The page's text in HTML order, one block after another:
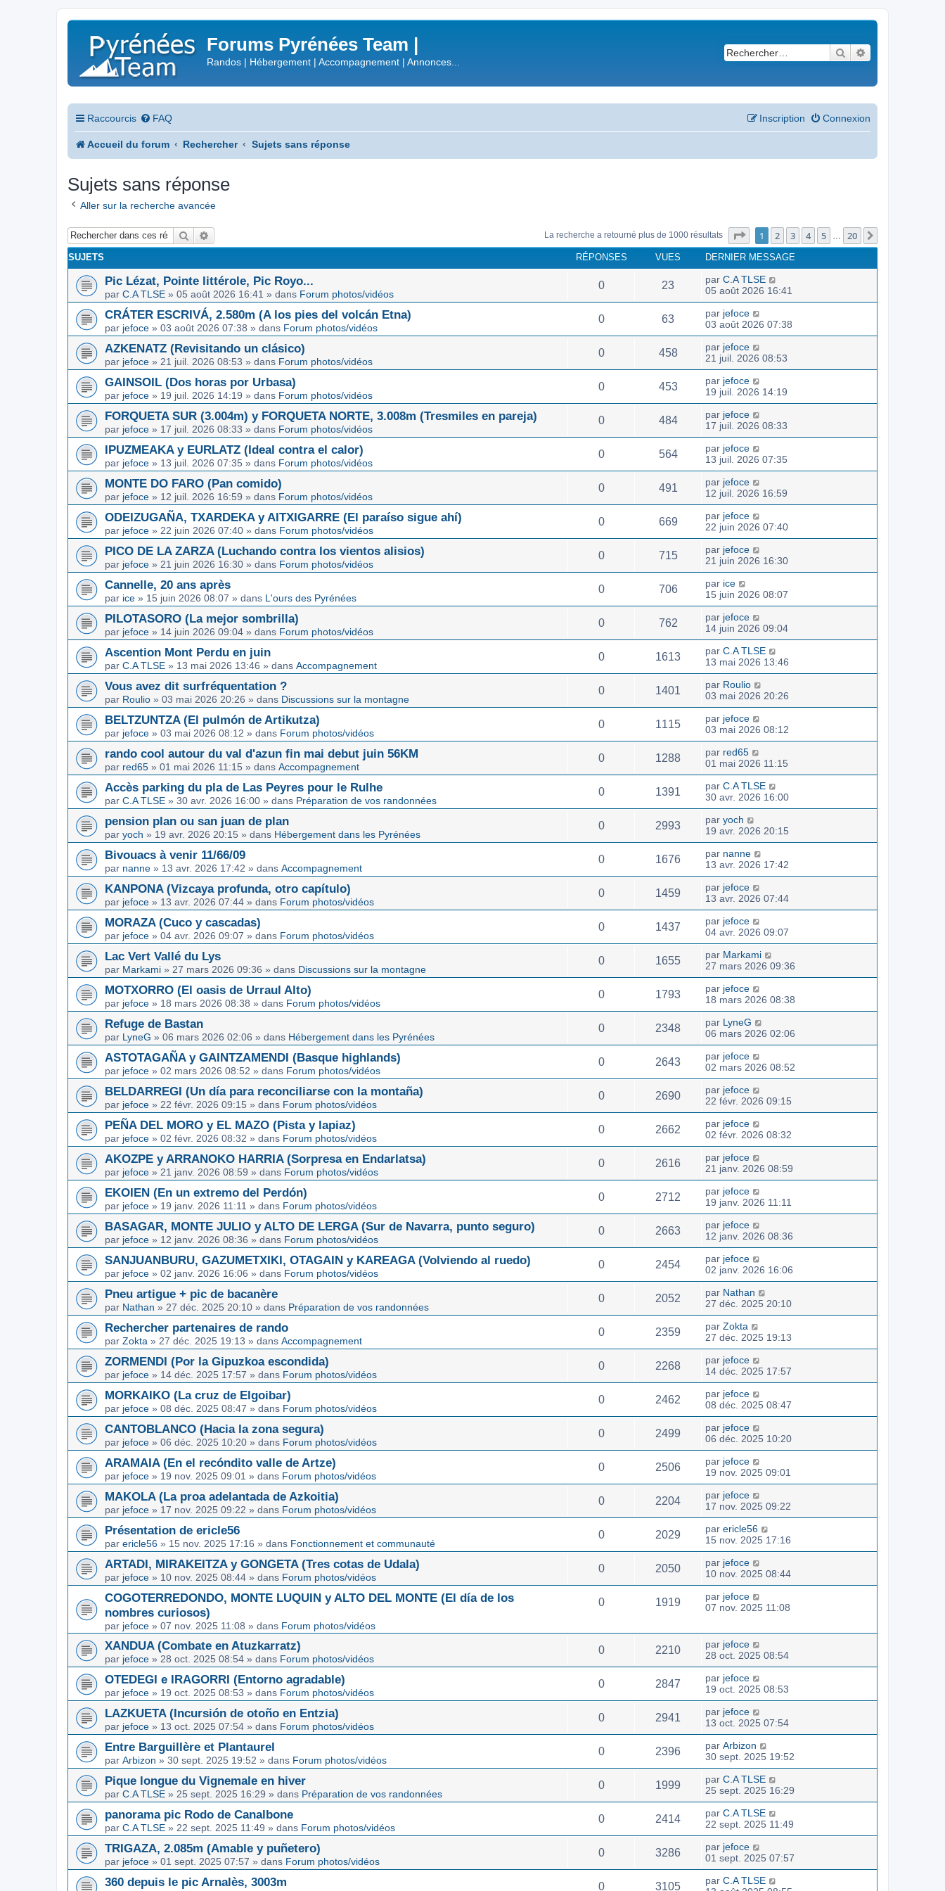
Forums Pyrénées Team |
Randos | Hébergement | Accompagnement | Annonces...
Rechercher
Raccourcis FAQ Connexion
Inscription
Accueil du forum Rechercher Sujets sans réponse
Sujets sans réponse
Aller sur la recherche avancée
Rechercher La recherche a retourné plus de 1000 résultats Page sur20
1 2 3 4 5 … 20
SUJETS RÉPONSES VUES DERNIER MESSAGE
Pic Lézat, Pointe littérole, Pic Royo...
par C.A TLSE » 05 août 2026 16:41 » dans Forum photos/vidéos
0 23 par C.A TLSE
05 août 2026 16:41
CRÁTER ESCRIVÁ, 2.580m (A los pies del volcán Etna)
par jefoce » 03 août 2026 07:38 » dans Forum photos/vidéos
0 63 par jefoce
03 août 2026 07:38
AZKENATZ (Revisitando un clásico)
par jefoce » 21 juil. 2026 08:53 » dans Forum photos/vidéos
0 458 par jefoce
21 juil. 2026 08:53
GAINSOIL (Dos horas por Urbasa)
par jefoce » 19 juil. 2026 14:19 » dans Forum photos/vidéos
0 453 par jefoce
19 juil. 2026 14:19
FORQUETA SUR (3.004m) y FORQUETA NORTE, 3.008m (Tresmiles en pareja)
par jefoce » 17 juil. 2026 08:33 » dans Forum photos/vidéos
0 484 par jefoce
17 juil. 2026 08:33
IPUZMEAKA y EURLATZ (Ideal contra el calor)
par jefoce » 13 juil. 2026 07:35 » dans Forum photos/vidéos
0 564 par jefoce
13 juil. 2026 07:35
MONTE DO FARO (Pan comido)
par jefoce » 12 juil. 2026 16:59 » dans Forum photos/vidéos
0 491 par jefoce
12 juil. 2026 16:59
ODEIZUGAÑA, TXARDEKA y AITXIGARRE (El paraíso sigue ahí)
par jefoce » 22 juin 2026 07:40 » dans Forum photos/vidéos
0 669 par jefoce
22 juin 2026 07:40
PICO DE LA ZARZA (Luchando contra los vientos alisios)
par jefoce » 21 juin 2026 16:30 » dans Forum photos/vidéos
0 715 par jefoce
21 juin 2026 16:30
Cannelle, 20 ans après
par ice » 15 juin 2026 08:07 » dans L'ours des Pyrénées
0 706 par ice
15 juin 2026 08:07
PILOTASORO (La mejor sombrilla)
par jefoce » 14 juin 2026 09:04 » dans Forum photos/vidéos
0 762 par jefoce
14 juin 2026 09:04
Ascention Mont Perdu en juin
par C.A TLSE » 13 mai 2026 13:46 » dans Accompagnement
0 1613 par C.A TLSE
13 mai 2026 13:46
Vous avez dit surfréquentation ?
par Roulio » 03 mai 2026 20:26 » dans Discussions sur la montagne
0 1401 par Roulio
03 mai 2026 20:26
BELTZUNTZA (El pulmón de Artikutza)
par jefoce » 03 mai 2026 08:12 » dans Forum photos/vidéos
0 1115 par jefoce
03 mai 2026 08:12
rando cool autour du val d'azun fin mai debut juin 56KM
par red65 » 01 mai 2026 11:15 » dans Accompagnement
0 1288 par red65
01 mai 2026 11:15
Accès parking du pla de Las Peyres pour le Rulhe
par C.A TLSE » 30 avr. 2026 16:00 » dans Préparation de vos randonnées
0 1391 par C.A TLSE
30 avr. 2026 16:00
pension plan ou san juan de plan
par yoch » 19 avr. 2026 20:15 » dans Hébergement dans les Pyrénées
0 2993 par yoch
19 avr. 2026 20:15
Bivouacs à venir 11/66/09
par nanne » 13 avr. 2026 17:42 » dans Accompagnement
0 1676 par nanne
13 avr. 2026 17:42
KANPONA (Vizcaya profunda, otro capítulo)
par jefoce » 13 avr. 2026 07:44 » dans Forum photos/vidéos
0 1459 par jefoce
13 avr. 2026 07:44
MORAZA (Cuco y cascadas)
par jefoce » 04 avr. 2026 09:07 » dans Forum photos/vidéos
0 1437 par jefoce
04 avr. 2026 09:07
Lac Vert Vallé du Lys
par Markami » 27 mars 2026 09:36 » dans Discussions sur la montagne
0 1655 par Markami
27 mars 2026 09:36
MOTXORRO (El oasis de Urraul Alto)
par jefoce » 18 mars 2026 08:38 » dans Forum photos/vidéos
0 1793 par jefoce
18 mars 2026 08:38
Refuge de Bastan
par LyneG » 06 mars 2026 02:06 » dans Hébergement dans les Pyrénées
0 2348 par LyneG
06 mars 2026 02:06
ASTOTAGAÑA y GAINTZAMENDI (Basque highlands)
par jefoce » 02 mars 2026 08:52 » dans Forum photos/vidéos
0 2643 par jefoce
02 mars 2026 08:52
BELDARREGI (Un día para reconciliarse con la montaña)
par jefoce » 22 févr. 2026 09:15 » dans Forum photos/vidéos
0 2690 par jefoce
22 févr. 2026 09:15
PEÑA DEL MORO y EL MAZO (Pista y lapiaz)
par jefoce » 02 févr. 2026 08:32 » dans Forum photos/vidéos
0 2662 par jefoce
02 févr. 2026 08:32
AKOZPE y ARRANOKO HARRIA (Sorpresa en Endarlatsa)
par jefoce » 21 janv. 2026 08:59 » dans Forum photos/vidéos
0 2616 par jefoce
21 janv. 2026 08:59
EKOIEN (En un extremo del Perdón)
par jefoce » 19 janv. 2026 11:11 » dans Forum photos/vidéos
0 2712 par jefoce
19 janv. 2026 11:11
BASAGAR, MONTE JULIO y ALTO DE LERGA (Sur de Navarra, punto seguro)
par jefoce » 12 janv. 2026 08:36 » dans Forum photos/vidéos
0 2663 par jefoce
12 janv. 2026 08:36
SANJUANBURU, GAZUMETXIKI, OTAGAIN y KAREAGA (Volviendo al ruedo)
par jefoce » 02 janv. 2026 16:06 » dans Forum photos/vidéos
0 2454 par jefoce
02 janv. 2026 16:06
Pneu artigue + pic de bacanère
par Nathan » 27 déc. 2025 20:10 » dans Préparation de vos randonnées
0 2052 par Nathan
27 déc. 2025 20:10
Rechercher partenaires de rando
par Zokta » 27 déc. 2025 19:13 » dans Accompagnement
0 2359 par Zokta
27 déc. 2025 19:13
ZORMENDI (Por la Gipuzkoa escondida)
par jefoce » 14 déc. 2025 17:57 » dans Forum photos/vidéos
0 2268 par jefoce
14 déc. 2025 17:57
MORKAIKO (La cruz de Elgoibar)
par jefoce » 08 déc. 2025 08:47 » dans Forum photos/vidéos
0 2462 par jefoce
08 déc. 2025 08:47
CANTOBLANCO (Hacia la zona segura)
par jefoce » 06 déc. 2025 10:20 » dans Forum photos/vidéos
0 2499 par jefoce
06 déc. 2025 10:20
ARAMAIA (En el recóndito valle de Artze)
par jefoce » 19 nov. 2025 09:01 » dans Forum photos/vidéos
0 2506 par jefoce
19 nov. 2025 09:01
MAKOLA (La proa adelantada de Azkoitia)
par jefoce » 17 nov. 2025 09:22 » dans Forum photos/vidéos
0 2204 par jefoce
17 nov. 2025 09:22
Présentation de ericle56
par ericle56 » 15 nov. 2025 17:16 » dans Fonctionnement et communauté
0 2029 par ericle56
15 nov. 2025 17:16
ARTADI, MIRAKEITZA y GONGETA (Tres cotas de Udala)
par jefoce » 10 nov. 2025 08:44 » dans Forum photos/vidéos
0 2050 par jefoce
10 nov. 2025 08:44
COGOTERREDONDO, MONTE LUQUIN y ALTO DEL MONTE (El día de los
nombres curiosos)
par jefoce » 07 nov. 2025 11:08 » dans Forum photos/vidéos
0 1919 par jefoce
07 nov. 2025 11:08
XANDUA (Combate en Atuzkarratz)
par jefoce » 28 oct. 2025 08:54 » dans Forum photos/vidéos
0 2210 par jefoce
28 oct. 2025 08:54
OTEDEGI e IRAGORRI (Entorno agradable)
par jefoce » 19 oct. 2025 08:53 » dans Forum photos/vidéos
0 2847 par jefoce
19 oct. 2025 08:53
LAZKUETA (Incursión de otoño en Entzia)
par jefoce » 13 oct. 2025 07:54 » dans Forum photos/vidéos
0 2941 par jefoce
13 oct. 2025 07:54
Entre Barguillère et Plantaurel
par Arbizon » 30 sept. 2025 19:52 » dans Forum photos/vidéos
0 2396 par Arbizon
30 sept. 2025 19:52
Pique longue du Vignemale en hiver
par C.A TLSE » 25 sept. 2025 16:29 » dans Préparation de vos randonnées
0 1999 par C.A TLSE
25 sept. 2025 16:29
panorama pic Rodo de Canalbone
par C.A TLSE » 22 sept. 2025 11:49 » dans Forum photos/vidéos
0 2414 par C.A TLSE
22 sept. 2025 11:49
TRIGAZA, 2.085m (Amable y puñetero)
par jefoce » 01 sept. 2025 07:57 » dans Forum photos/vidéos
0 3286 par jefoce
01 sept. 2025 07:57
360 depuis le pic Arnalès, 3003m 0 3105 par C.A TLSE